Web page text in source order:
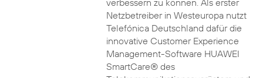
verbessern zu können. Als erster
Netzbetreiber in Westeuropa nutzt
Telefónica Deutschland dafür die
innovative Customer Experience
Management-Software HUAWEI
SmartCare® des